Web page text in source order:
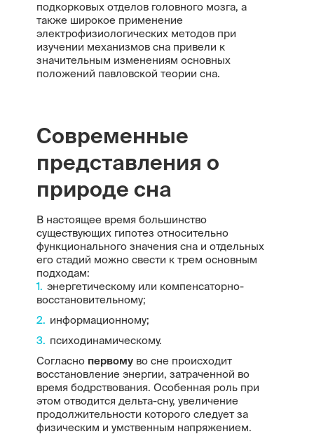
подкорковых отделов головного мозга, а
также широкое применение
электрофизиологических методов при
изучении механизмов сна привели к
значительным изменениям основных
положений павловской теории сна.
Современные
представления о
природе сна
В настоящее время большинство
существующих гипотез относительно
функционального значения сна и отдельных
его стадий можно свести к трем основным
подходам:
энергетическому или компенсаторно-
восстановительному;
информационному;
психодинамическому.
Согласно первомуво сне происходит
восстановление энергии, затраченной во
время бодрствования. Особенная роль при
этом отводится дельта-сну, увеличение
продолжительности которого следует за
физическим и умственным напряжением.